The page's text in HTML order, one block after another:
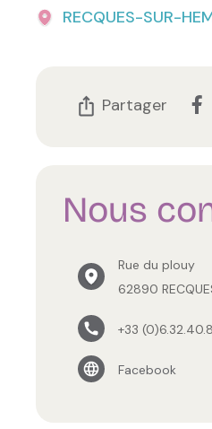
RECQUES-SUR-
Partager
Nous
Rue du plouy
62890
+33
Facebook